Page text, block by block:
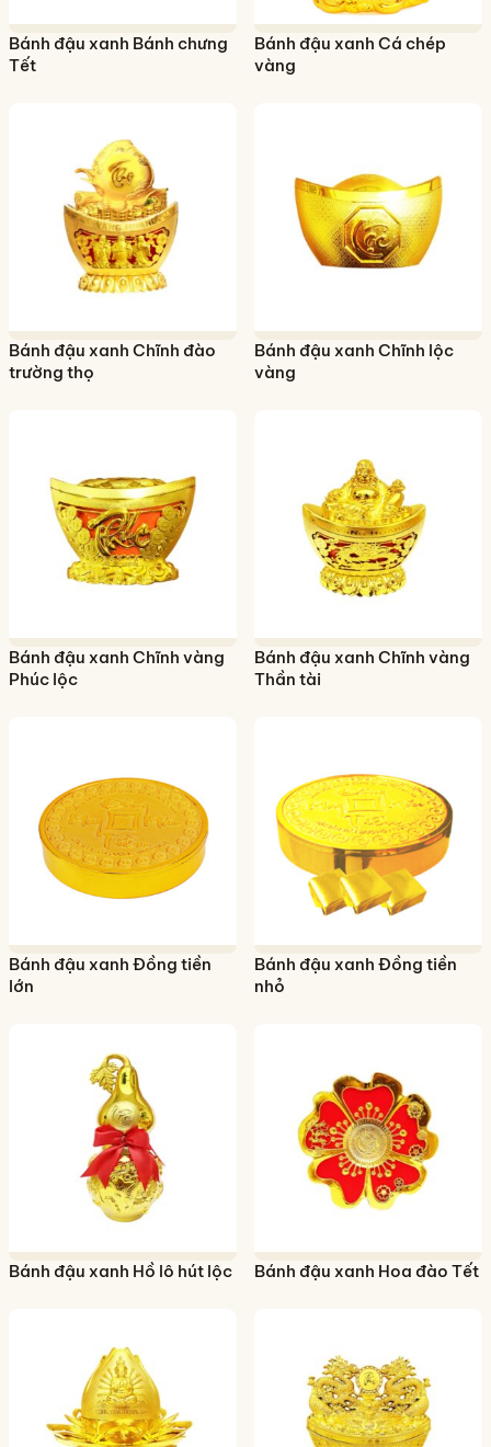
Bánh đậu xanh Bánh chưng
Tết
Bánh đậu xanh Cá chép
vàng
Bánh đậu xanh Chĩnh đào
trường thọ
Bánh đậu xanh Chĩnh lộc
vàng
Bánh đậu xanh Chĩnh vàng
Phúc lộc
Bánh đậu xanh Chĩnh vàng
Thần tài
Bánh đậu xanh Đồng tiền
lớn
Bánh đậu xanh Đồng tiền
nhỏ
Bánh đậu xanh Hồ lô hút lộc Bánh đậu xanh Hoa đào Tết